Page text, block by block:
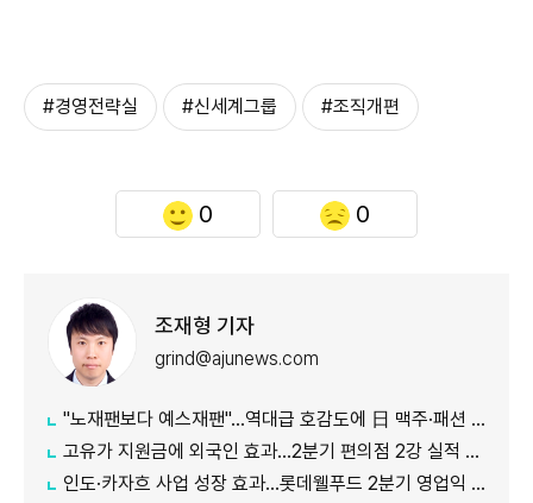
#경영전략실 #신세계그룹 #조직개편
0 0
조재형 기자
grind@ajunews.com
"노재팬보다 예스재팬"…역대급 호감도에 日 맥주·패션 '날개'
고유가 지원금에 외국인 효과…2분기 편의점 2강 실적 날았다
인도·카자흐 사업 성장 효과…롯데웰푸드 2분기 영업익 89%↑